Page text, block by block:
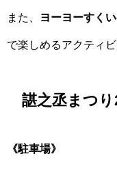
また、 ヨーヨーすくい
で楽しめるアクティ
諶之丞まつり
《駐車場》